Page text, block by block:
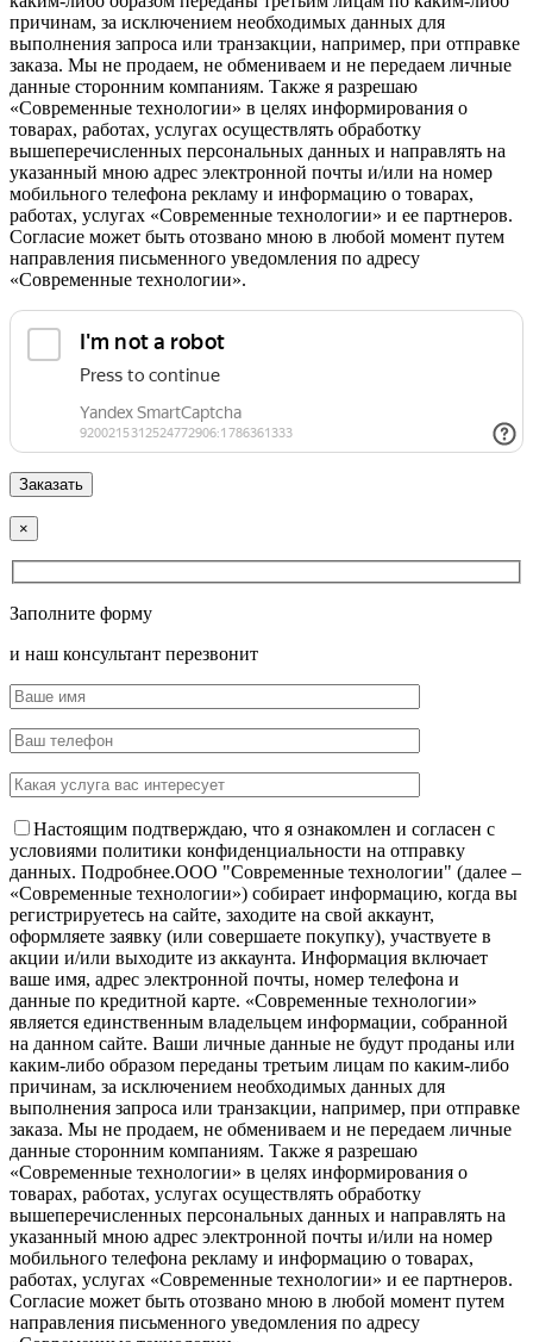
причинам, за исключением необходимых данных для
выполнения запроса или транзакции, например, при отправке
заказа. Мы не продаем, не обмениваем и не передаем личные
данные сторонним компаниям. Также я разрешаю
«Современные технологии» в целях информирования о
товарах, работах, услугах осуществлять обработку
вышеперечисленных персональных данных и направлять на
указанный мною адрес электронной почты и/или на номер
мобильного телефона рекламу и информацию о товарах,
работах, услугах «Современные технологии» и ее партнеров.
Согласие может быть отозвано мною в любой момент путем
направления письменного уведомления по адресу
«Современные технологии».
×
Заполните форму
и наш консультант перезвонит
Настоящим подтверждаю, что я ознакомлен и согласен с
условиями политики конфиденциальности на отправку
данных. Подробнее.OOO "Современные технологии" (далее –
«Современные технологии») собирает информацию, когда вы
регистрируетесь на сайте, заходите на свой аккаунт,
оформляете заявку (или совершаете покупку), участвуете в
акции и/или выходите из аккаунта. Информация включает
ваше имя, адрес электронной почты, номер телефона и
данные по кредитной карте. «Современные технологии»
является единственным владельцем информации, собранной
на данном сайте. Ваши личные данные не будут проданы или
каким-либо образом переданы третьим лицам по каким-либо
причинам, за исключением необходимых данных для
выполнения запроса или транзакции, например, при отправке
заказа. Мы не продаем, не обмениваем и не передаем личные
данные сторонним компаниям. Также я разрешаю
«Современные технологии» в целях информирования о
товарах, работах, услугах осуществлять обработку
вышеперечисленных персональных данных и направлять на
указанный мною адрес электронной почты и/или на номер
мобильного телефона рекламу и информацию о товарах,
работах, услугах «Современные технологии» и ее партнеров.
Согласие может быть отозвано мною в любой момент путем
направления письменного уведомления по адресу